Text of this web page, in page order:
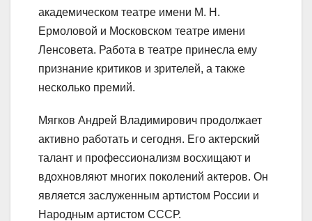
академическом театре имени М. Н.
Ермоловой и Московском театре имени
Ленсовета. Работа в театре принесла ему
признание критиков и зрителей, а также
несколько премий.
Мягков Андрей Владимирович продолжает
активно работать и сегодня. Его актерский
талант и профессионализм восхищают и
вдохновляют многих поколений актеров. Он
является заслуженным артистом России и
Народным артистом СССР.